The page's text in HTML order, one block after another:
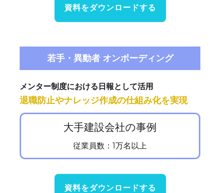
資料をダウンロードする
若手・異動者 オンボーディング
メンター制度における日報として活用
退職防止やナレッジ作成の仕組み化を実現
大手建設会社の事例
従業員数：1万名以上
資料をダウンロードする